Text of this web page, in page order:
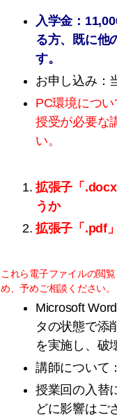
入学金：
る方、既に他
す。
お申し込み：
PC環境につ
授受が必要な
い。
拡張子「
うか
拡張子「.pdf
これら電子ファイルの閲
め、予めご相談ください。
Microsoft
タの状態で添
を実施し、破
講師について
授業回の入替
どに影響はご